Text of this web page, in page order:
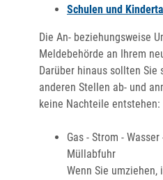
Schulen und
Die An- beziehungsweise
Meldebehörde an Ihrem
Darüber hinaus sollten Sie
anderen Stellen ab- und
keine Nachteile entstehen:
Gas - Strom -
Müllabfuhr
Wenn Sie umziehen,